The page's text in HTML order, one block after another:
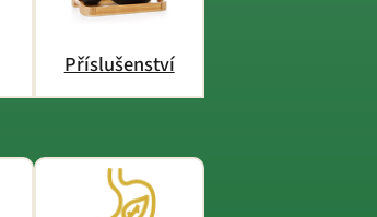
Příslušenství